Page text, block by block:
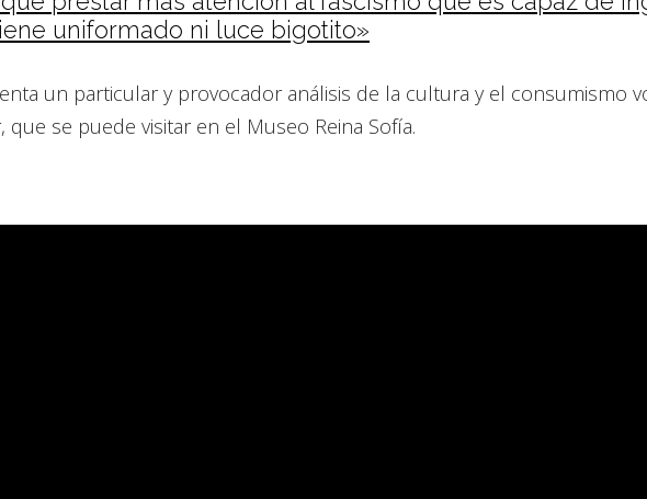
uniformado ni luce bigotito»
un particular y provocador análisis de la cultura y el consumismo
se puede visitar en el Museo Reina Sofía.